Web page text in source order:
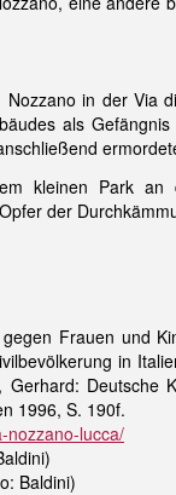
in der Via
als
kleinen Park an
der
Frauen und
in
Deutsche
1996, S. 190f.
nozzano-lucca/
Baldini)